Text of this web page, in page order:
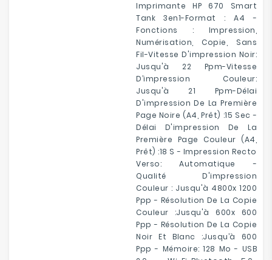
Imprimante HP 670 Smart
Tank 3en1-Format : A4 -
Fonctions : Impression,
Numérisation, Copie, Sans
Fil-Vitesse D'impression Noir:
Jusqu'à 22 Ppm-Vitesse
D’impression Couleur:
Jusqu'à 21 Ppm-Délai
D'impression De La Première
Page Noire (A4, Prêt) :15 Sec -
Délai D'impression De La
Première Page Couleur (A4,
Prêt) :18 S - Impression Recto
Verso: Automatique -
Qualité D'impression
Couleur : Jusqu'à 4800x 1200
Ppp - Résolution De La Copie
Couleur :Jusqu'à 600x 600
Ppp - Résolution De La Copie
Noir Et Blanc :Jusqu’à 600
Ppp - Mémoire:128 Mo- USB